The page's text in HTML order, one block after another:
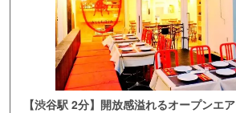
【渋谷駅 2分】開放感溢れるオープンエ